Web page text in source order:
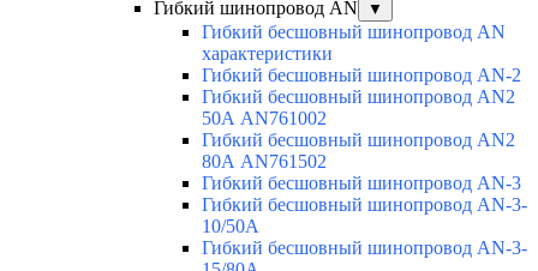
Гибкий шинопровод AN ▼
Гибкий бесшовный шинопровод AN
характеристики
Гибкий бесшовный шинопровод AN-2
Гибкий бесшовный шинопровод AN2
50А AN761002
Гибкий бесшовный шинопровод AN2
80А AN761502
Гибкий бесшовный шинопровод AN-3
Гибкий бесшовный шинопровод AN-3-
10/50A
Гибкий бесшовный шинопровод AN-3-